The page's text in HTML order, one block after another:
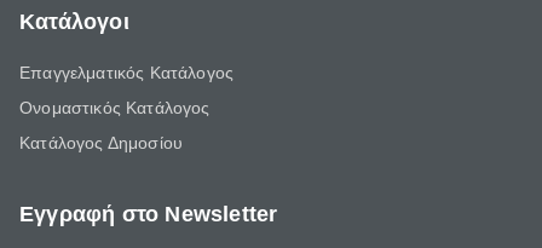
Κατάλογοι
Επαγγελματικός Κατάλογος
Ονομαστικός Κατάλογος
Κατάλογος Δημοσίου
Εγγραφή στο Newsletter